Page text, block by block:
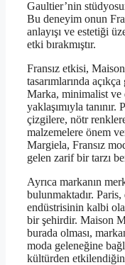
Gaultier’nin
Bu deneyim onun
anlayışı ve estetiği
etki bırakmıştır.
Fransız etkisi,
tasarımlarında
Marka, minimalist ve
yaklaşımıyla tanınır.
çizgilere, nötr
malzemelere önem
Margiela, Fransız
gelen zarif bir tarzı
Ayrıca markanın
bulunmaktadır.
endüstrisinin kalbi
bir şehirdir. Maison
burada olması,
moda geleneğine
kültürden